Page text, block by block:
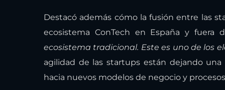
Destacó además cómo la fusión entre las
ecosistema ConTech en España y fuera
ecosistema tradicional. Este es uno de los
agilidad de las startups están dejando
hacia nuevos modelos de negocio y